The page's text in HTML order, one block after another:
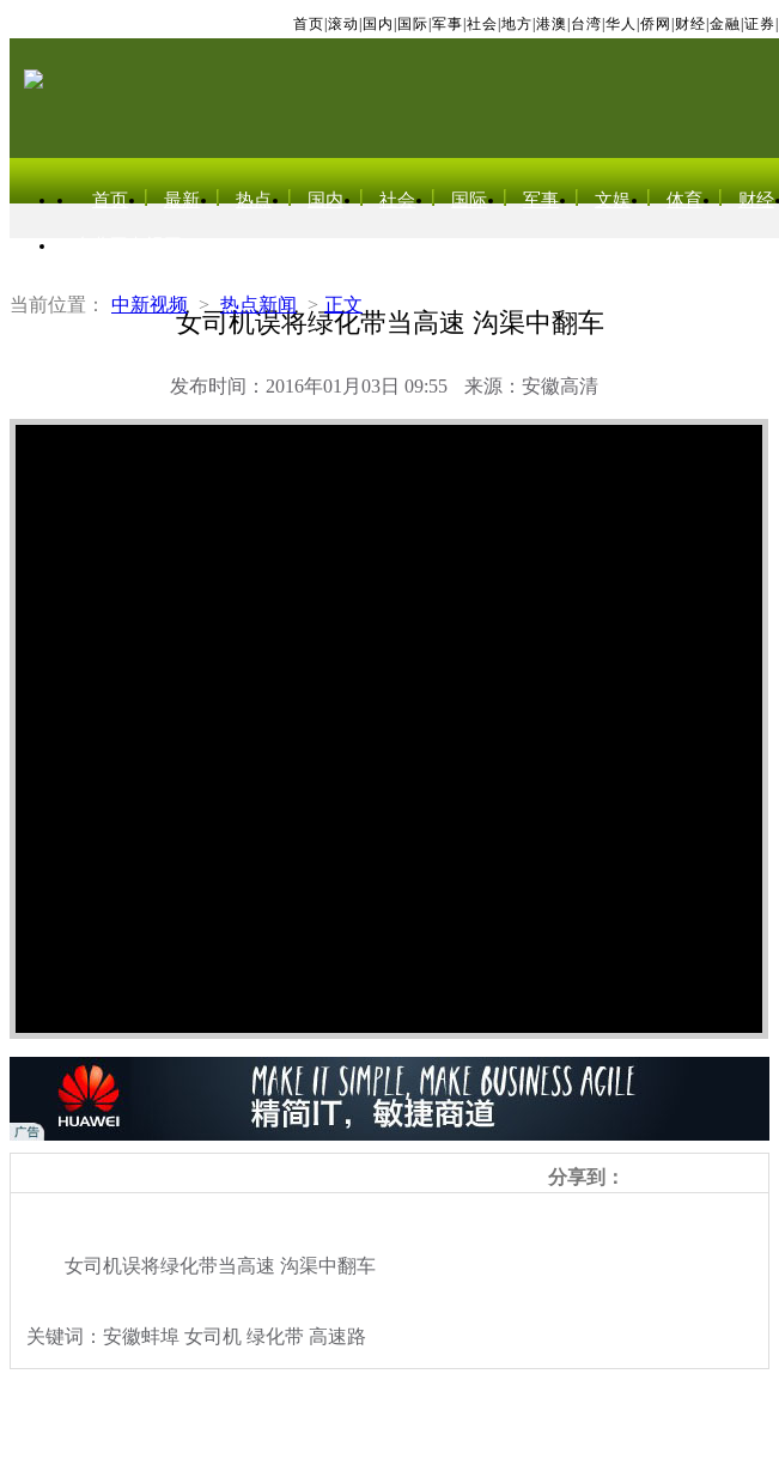
首页 滚动 国内 国际 军事 社会 地方 港澳 台湾 华人 侨网 财经 金融 证券
首页 最新 热点 国内 社会 国际 军事 文娱 体育 财经
当前位置： 中新视频 > 热点新闻 > 正文
女司机误将绿化带当高速 沟渠中翻车
发布时间：2016年01月03日 09:55 来源：安徽高清
分享到：
女司机误将绿化带当高速 沟渠中翻车
关键词：安徽蚌埠 女司机 绿化带 高速路